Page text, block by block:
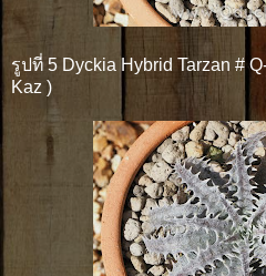
รูปที่ 5 Dyckia Hybrid Tarzan #
Kaz )